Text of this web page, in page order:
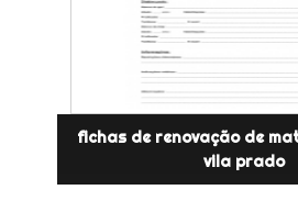
fichas de renovação de
vila prado